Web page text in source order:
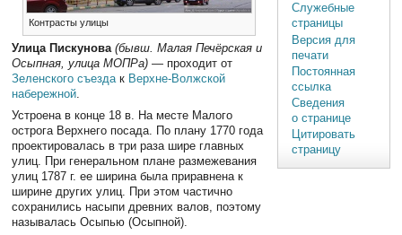
Контрасты улицы
Улица Пискунова (бывш. Малая Печёрская и
Осыпная, улица МОПРа) — проходит от
Зеленского съездак Верхне-Волжской
набережной.
Устроена в конце 18 в. На месте Малого
острога Верхнего посада. По плану 1770 года
проектировалась в три раза шире главных
улиц. При генеральном плане размежевания
улиц 1787 г. ее ширина была приравнена к
ширине других улиц. При этом частично
сохранились насыпи древних валов, поэтому
называлась Осыпью (Осыпной).
Служебные
страницы
Версия для
печати
Постоянная
ссылка
Сведения
о странице
Цитировать
страницу